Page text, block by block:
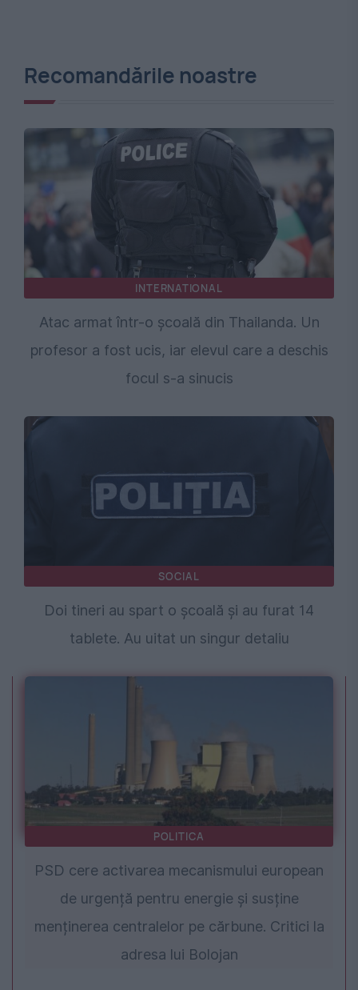
Recomandările noastre
INTERNATIONAL
Atac armat într-o școală din Thailanda. Un
profesor a fost ucis, iar elevul care a deschis
focul s-a sinucis
SOCIAL
Doi tineri au spart o școală și au furat 14
tablete. Au uitat un singur detaliu
POLITICA
PSD cere activarea mecanismului european
de urgență pentru energie și susține
menținerea centralelor pe cărbune. Critici la
adresa lui Bolojan